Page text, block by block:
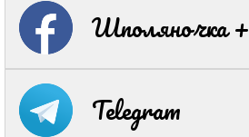
Шполяночка +
Telegram